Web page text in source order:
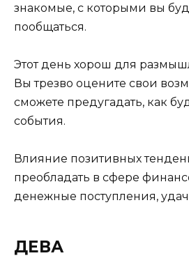
знакомые, с которыми вы
пообщаться.
Этот день хорош для
Вы трезво оцените свои
сможете предугадать, как
события.
Влияние позитивных
преобладать в сфере
денежные поступления,
ДЕВА